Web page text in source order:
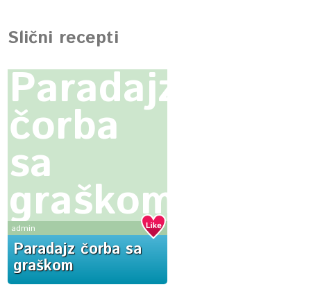
Slični recepti
Paradajz
čorba
sa
graškom
admin
Paradajz čorba sa
graškom